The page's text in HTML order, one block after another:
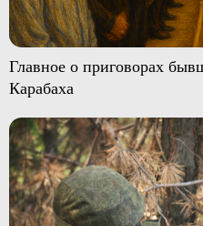
Главное о приговорах
Карабаха